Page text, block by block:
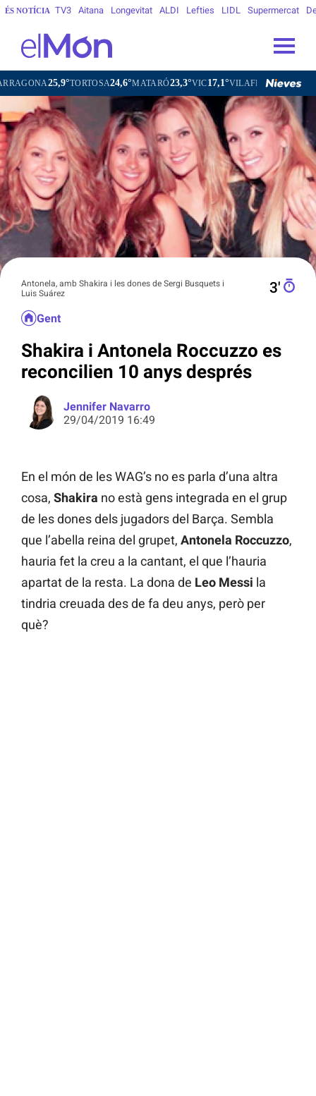
ÉS NOTÍCIA TV3 Aitana Longevitat ALDI Lefties LIDL Supermercat
TORTOSA24,6°MATARÓ23,3°VIC17,1°VILAFRANCA DEL PENEDÈS21,3°
Antonela, amb Shakira i les dones de Sergi Busquets i
Luis Suárez
3′
Gent
Shakira i Antonela Roccuzzo es
reconcilien 10 anys després
Jennifer Navarro
29/04/2019 16:49
En el món de les WAG’s no es parla d’una altra
cosa, Shakira no està gens integrada en el grup
de les dones dels jugadors del Barça. Sembla
que l’abella reina del grupet, Antonela Roccuzzo,
hauria fet la creu a la cantant, el que l’hauria
apartat de la resta. La dona de Leo Messi la
tindria creuada des de fa deu anys, però per
què?